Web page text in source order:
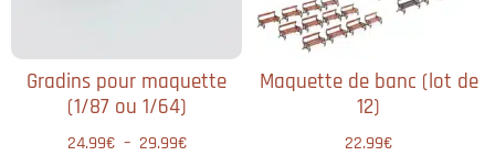
Gradins pour maquette
(1/87 ou 1/64)
24.99€ – 29.99€
Maquette de banc (lot de
12)
22.99€